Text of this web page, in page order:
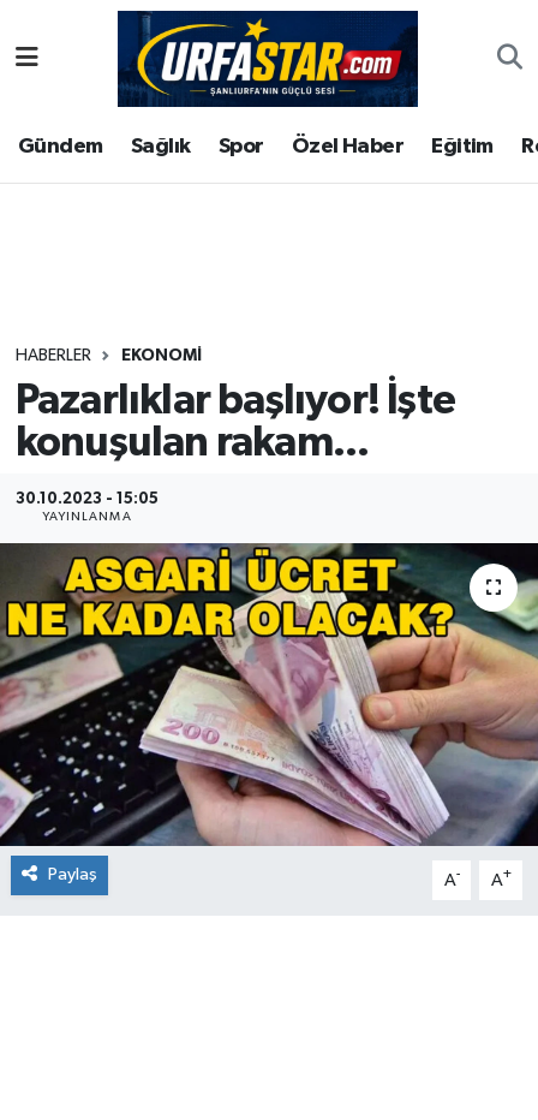
Gündem Sağlık Spor Özel Haber Eğitim
HABERLER EKONOMI
Pazarlıklar başlıyor! İşte
konuşulan rakam...
30.10.2023 - 15:05
YAYINLANMA
Paylaş A- A+
ASAYİS
ÇEVRE
Gündem
Kültür
Magazin
Şanlıurfa Nöbetçi Eczaneler
Şanlıurfa Hava Durumu
Tüm Manşetler
Son Dakika Haberleri
Haber Arşivi